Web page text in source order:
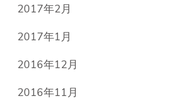
2017年2月
2017年1月
2016年12月
2016年11月